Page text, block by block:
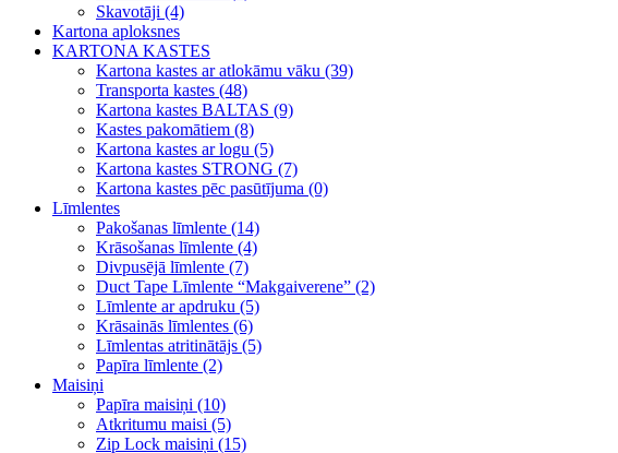
Skavotāji (4)
Kartona aploksnes
KARTONA KASTES
Kartona kastes ar atlokāmu vāku (39)
Transporta kastes (48)
Kartona kastes BALTAS (9)
Kastes pakomātiem (8)
Kartona kastes ar logu (5)
Kartona kastes STRONG (7)
Kartona kastes pēc pasūtījuma (0)
Līmlentes
Pakošanas līmlente (14)
Krāsošanas līmlente (4)
Divpusējā līmlente (7)
Duct Tape Līmlente “Makgaiverene” (2)
Līmlente ar apdruku (5)
Krāsainās līmlentes (6)
Līmlentas atritinātājs (5)
Papīra līmlente (2)
Maisiņi
Papīra maisiņi (10)
Atkritumu maisi (5)
Zip Lock maisiņi (15)